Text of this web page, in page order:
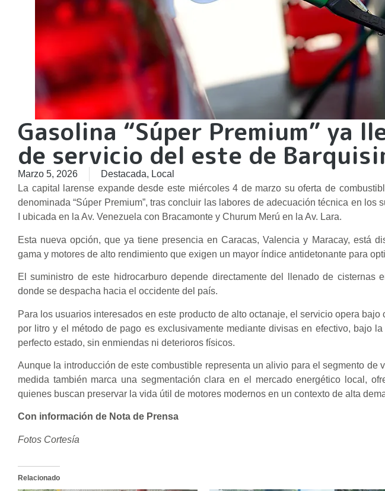
Gasolina “Súper Premium” ya
de servicio del este de
Marzo 5, 2026 Destacada, Local
La capital larense expande desde este miércoles 4 de marzo su oferta de
denominada “Súper Premium”, tras concluir las labores de adecuación técnica en
I ubicada en la Av. Venezuela con Bracamonte y Churum Merú en la Av. Lara.
Esta nueva opción, que ya tiene presencia en Caracas, Valencia y Maracay, está
gama y motores de alto rendimiento que exigen un mayor índice antidetonante para
El suministro de este hidrocarburo depende directamente del llenado de cisternas
donde se despacha hacia el occidente del país.
Para los usuarios interesados en este producto de alto octanaje, el servicio opera
por litro y el método de pago es exclusivamente mediante divisas en efectivo, bajo
perfecto estado, sin enmiendas ni deterioros físicos.
Aunque la introducción de este combustible representa un alivio para el segmento de
medida también marca una segmentación clara en el mercado energético local,
quienes buscan preservar la vida útil de motores modernos en un contexto de alta
Con información de Nota de Prensa
Fotos Cortesía
Relacionado